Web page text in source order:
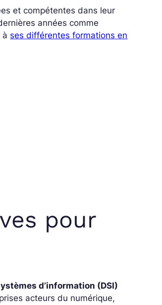
et compétentes dans leur
années comme
à ses différentes formations en
pour
d’information (DSI)
acteurs du numérique,